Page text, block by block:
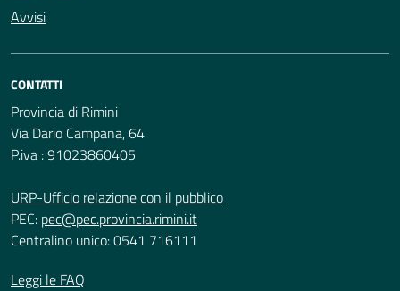
Avvisi
CONTATTI
Provincia di Rimini
Via Dario Campana, 64
P.iva : 91023860405
URP-Ufficio relazione con il pubblico
PEC: pec@pec.provincia.rimini.it
Centralino unico: 0541 716111
Leggi le FAQ